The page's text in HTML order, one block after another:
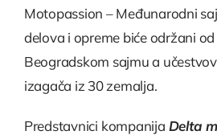
Motopassion – Međunarodni
delova i opreme biće održani
Beogradskom sajmu a
izagača iz 30 zemalja.
Predstavnici kompanija Delta